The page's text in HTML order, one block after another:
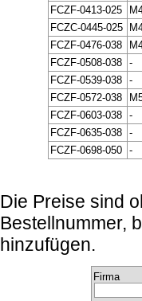
FCZF-0413-025
FCZC-0445-025
FCZF-0476-038
FCZF-0508-038
-
FCZF-0539-038
-
FCZF-0572-038
FCZF-0603-038
-
FCZF-0635-038
-
FCZF-0698-050
-
Die Preise sind
Bestellnummer,
hinzufügen.
Firma